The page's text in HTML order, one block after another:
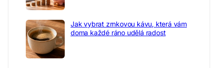
Jak vybrat zrnkovou kávu, která vám
doma každé ráno udělá radost